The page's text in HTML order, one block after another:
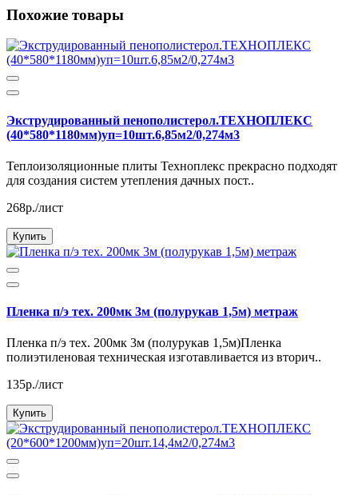
Похожие товары
Экструдированный пенополистерол.ТЕХНОПЛЕКС
(40*580*1180мм)уп=10шт.6,85м2/0,274м3
Теплоизоляционные плиты Техноплекс прекрасно подходят
для создания систем утепления дачных пост..
268р./лист
Купить
Пленка п/э тех. 200мк 3м (полурукав 1,5м) метраж
Пленка п/э тех. 200мк 3м (полурукав 1,5м)Пленка
полиэтиленовая техническая изготавливается из вторич..
135р./лист
Купить